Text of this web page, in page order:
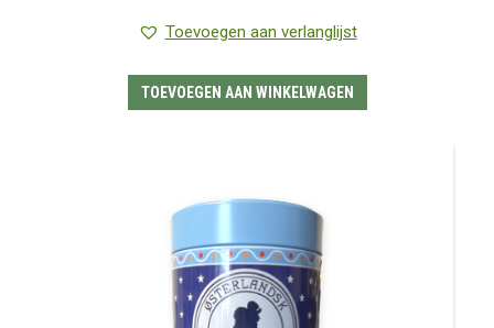
Toevoegen aan verlanglijst
TOEVOEGEN AAN WINKELWAGEN